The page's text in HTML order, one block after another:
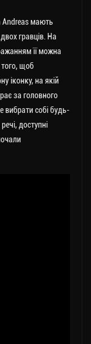
Andreas мають
гравців. На
її можна
щоб
іконку, на якій
за головного
вибрати собі будь-
доступні